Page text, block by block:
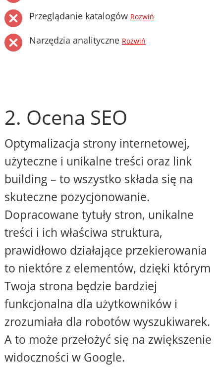
Przeglądanie katalogów Rozwiń
Narzędzia analityczne Rozwiń
2. Ocena SEO
Optymalizacja strony internetowej,
użyteczne i unikalne treści oraz link
building – to wszystko składa się na
skuteczne pozycjonowanie.
Dopracowane tytuły stron, unikalne
treści i ich właściwa struktura,
prawidłowo działające przekierowania
to niektóre z elementów, dzięki którym
Twoja strona będzie bardziej
funkcjonalna dla użytkowników i
zrozumiała dla robotów wyszukiwarek.
A to może przełożyć się na zwiększenie
widoczności w Google.